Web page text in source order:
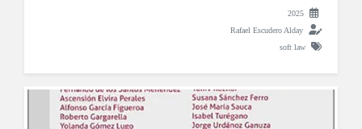
2025
Rafael Escudero Alday
soft law